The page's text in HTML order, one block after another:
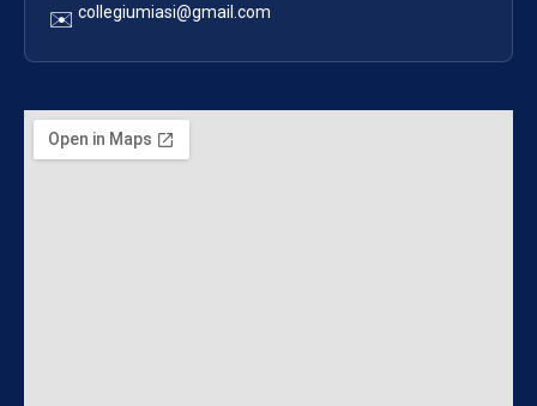
✉️ collegiumiasi@gmail.com